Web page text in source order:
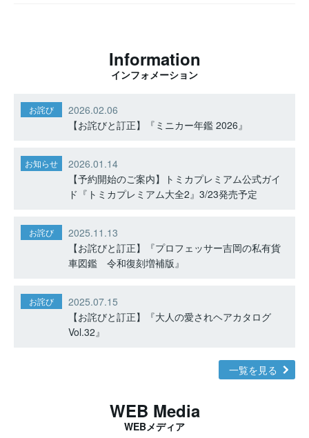
Information
インフォメーション
お詫び
2026.02.06
【お詫びと訂正】『ミニカー年鑑 2026』
お知らせ
2026.01.14
【予約開始のご案内】トミカプレミアム公式ガイ
ド『トミカプレミアム大全2』3/23発売予定
お詫び
2025.11.13
【お詫びと訂正】『プロフェッサー吉岡の私有貨
車図鑑 令和復刻増補版』
お詫び
2025.07.15
【お詫びと訂正】『大人の愛されヘアカタログ
Vol.32』
一覧を見る
WEB Media
WEBメディア